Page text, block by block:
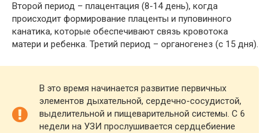
Второй период – плацентация (8-14 день), когда
происходит формирование плаценты и пуповинного
канатика, которые обеспечивают связь кровотока
матери и ребенка. Третий период – органогенез (с 15 дня).
В это время начинается развитие первичных
элементов дыхательной, сердечно-сосудистой,
выделительной и пищеварительной системы. С 6
недели на УЗИ прослушивается сердцебиение